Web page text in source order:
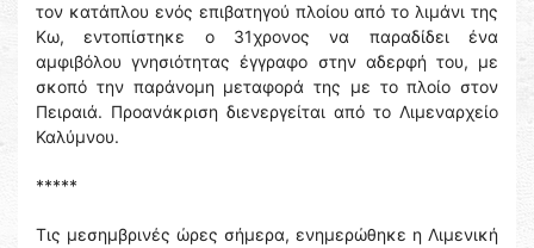
τον κατάπλου ενός επιβατηγού πλοίου από το λιμάνι της
Κω, εντοπίστηκε ο 31χρονος να παραδίδει ένα
αμφιβόλου γνησιότητας έγγραφο στην αδερφή του, με
σκοπό την παράνομη μεταφορά της με το πλοίο στον
Πειραιά. Προανάκριση διενεργείται από το Λιμεναρχείο
Καλύμνου.
*****
Τις μεσημβρινές ώρες σήμερα, ενημερώθηκε η Λιμενική